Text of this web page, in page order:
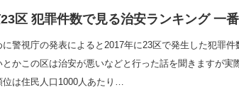
区 犯罪件数で見る治安ランキング 一
に警視庁の発表によると2017年に23区で発生した犯罪
とかこの区は治安が悪いなどと行った話を聞きますが実
位は住民人口1000人あたり…